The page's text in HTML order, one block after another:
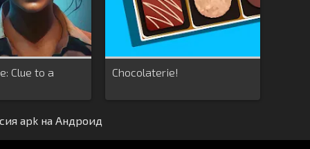
Clue to a
Chocolaterie!
apk на Андроид